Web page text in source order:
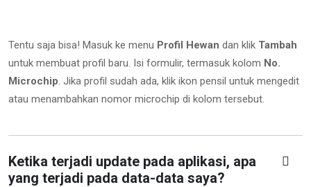
Tentu saja bisa! Masuk ke menu Profil Hewan dan klik Tambah
untuk membuat profil baru. Isi formulir, termasuk kolom No.
Microchip. Jika profil sudah ada, klik ikon pensil untuk mengedit
atau menambahkan nomor microchip di kolom tersebut.
Ketika terjadi update pada aplikasi, apa
yang terjadi pada data-data saya?